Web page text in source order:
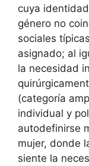
cuya
género no
sociales
asignado; al
la necesidad
(categoría
individual y
autodefinirse
mujer, donde
siente la